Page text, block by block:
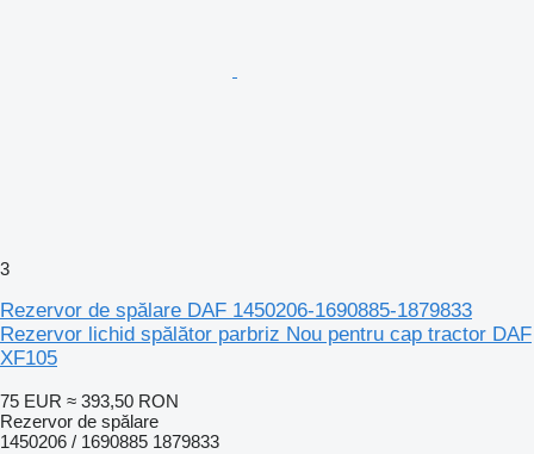
3
Rezervor de spălare DAF 1450206-1690885-1879833
Rezervor lichid spălător parbriz Nou pentru cap tractor DAF
XF105
75 EUR ≈ 393,50 RON
Rezervor de spălare
1450206 / 1690885 1879833